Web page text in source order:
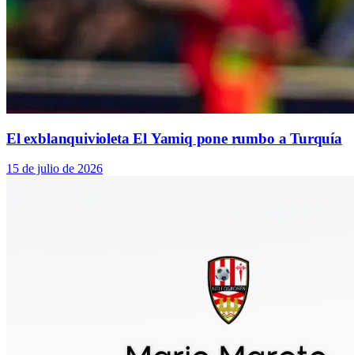
El exblanquivioleta El Yamiq pone rumbo a Turquía
15 de julio de 2026